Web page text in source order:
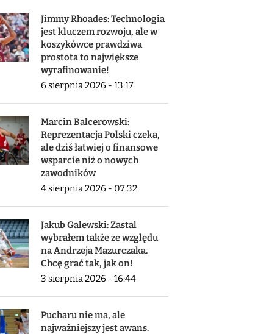
Jimmy Rhoades: Technologia
jest kluczem rozwoju, ale w
koszykówce prawdziwa
prostota to największe
wyrafinowanie!
6 sierpnia 2026 - 13:17
Marcin Balcerowski:
Reprezentacja Polski czeka,
ale dziś łatwiej o finansowe
wsparcie niż o nowych
zawodników
4 sierpnia 2026 - 07:32
Jakub Galewski: Zastal
wybrałem także ze względu
na Andrzeja Mazurczaka.
Chcę grać tak, jak on!
3 sierpnia 2026 - 16:44
Pucharu nie ma, ale
najważniejszy jest awans.